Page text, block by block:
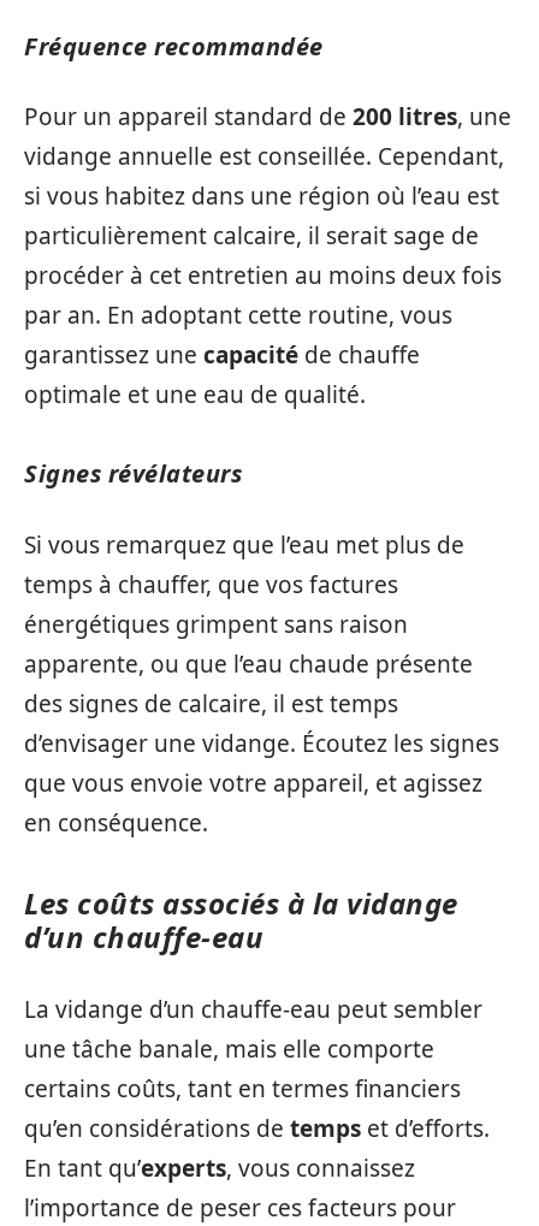
Fréquence recommandée
Pour un appareil standard de 200 litres, une
vidange annuelle est conseillée. Cependant,
si vous habitez dans une région où l’eau est
particulièrement calcaire, il serait sage de
procéder à cet entretien au moins deux fois
par an. En adoptant cette routine, vous
garantissez une capacité de chauffe
optimale et une eau de qualité.
Signes révélateurs
Si vous remarquez que l’eau met plus de
temps à chauffer, que vos factures
énergétiques grimpent sans raison
apparente, ou que l’eau chaude présente
des signes de calcaire, il est temps
d’envisager une vidange. Écoutez les signes
que vous envoie votre appareil, et agissez
en conséquence.
Les coûts associés à la vidange
d’un chauffe-eau
La vidange d’un chauffe-eau peut sembler
une tâche banale, mais elle comporte
certains coûts, tant en termes financiers
qu’en considérations de temps et d’efforts.
En tant qu’experts, vous connaissez
l’importance de peser ces facteurs pour